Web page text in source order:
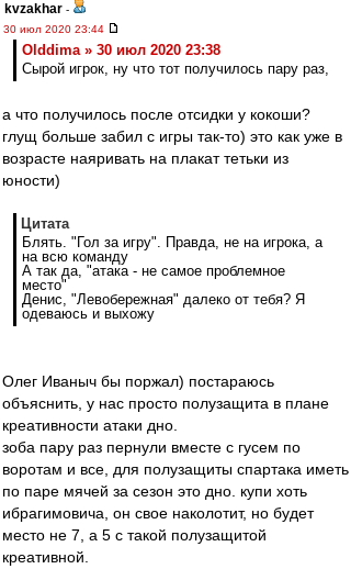
kvzakhar -
30 июл 2020 23:44
Olddima » 30 июл 2020 23:38
Сырой игрок, ну что тот получилось пару раз,
а что получилось после отсидки у кокоши?
глущ больше забил с игры так-то) это как уже в
возрасте наяривать на плакат тетьки из
юности)
Цитата
Блять. "Гол за игру". Правда, не на игрока, а
на всю команду
А так да, "атака - не самое проблемное
место"
Денис, "Левобережная" далеко от тебя? Я
одеваюсь и выхожу
Олег Иваныч бы поржал) постараюсь
объяснить, у нас просто полузащита в плане
креативности атаки дно.
зоба пару раз пернули вместе с гусем по
воротам и все, для полузащиты спартака иметь
по паре мячей за сезон это дно. купи хоть
ибрагимовича, он свое наколотит, но будет
место не 7, а 5 с такой полузащитой
креативной.